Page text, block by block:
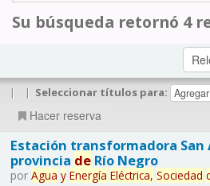
Su búsqueda retornó 4
| | Seleccionar títulos para:
Hacer reserva
Estación transformadora San
provincia deRío Negro
por Agua y Energía Eléctrica, Sociedad